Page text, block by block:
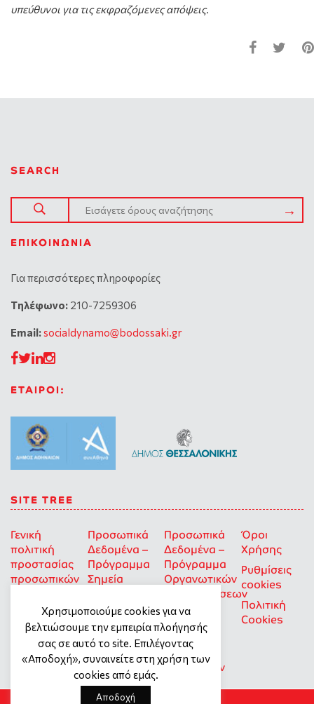
υπεύθυνοι για τις εκφραζόμενες απόψεις.
SEARCH
ΕΠΙΚΟΙΝΩΝΊΑ
Για περισσότερες πληροφορίες
Tηλέφωνο: 210-7259306
Email:socialdynamo@bodossaki.gr
ΕΤΑΙΡΟΙ:
SITE TREE
Γενική
πολιτική
προστασίας
προσωπικών
Προσωπικά
Δεδομένα –
Πρόγραμμα
Σημεία
Προσωπικά
Δεδομένα –
Πρόγραμμα
Οργανωτικών
Επιχορηγήσεων
για Οκοιπ
που δρουν
Ισότητα
των Φύλων
Όροι
Χρήσης
Ρυθμίσεις
cookies
Πολιτική
Cookies
Χρησιμοποιούμε cookies για να
βελτιώσουμε την εμπειρία πλοήγησής
σας σε αυτό το site. Επιλέγοντας
«Αποδοχή», συναινείτε στη χρήση των
cookies από εμάς.
Αποδοχή